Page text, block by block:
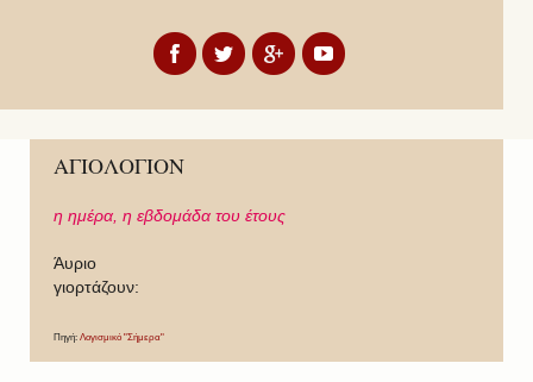
ΑΓΙΟΛΟΓΙΟΝ
η ημέρα, η εβδομάδα του έτους
Άυριο
γιορτάζουν:
Πηγή: Λογισμικό "Σήμερα"